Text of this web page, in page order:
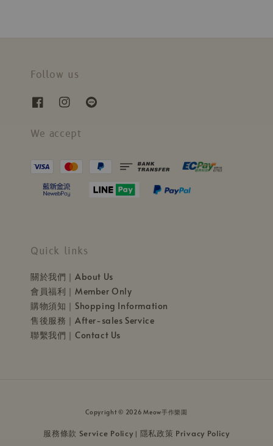
Follow us
We accept
Quick links
關於我們｜About Us
會員福利｜Member Only
購物須知｜Shopping Information
售後服務｜After-sales Service
聯繫我們｜Contact Us
Copyright © 2026 Meow手作樂園
服務條款 Service Policy | 隱私政策 Privacy Policy